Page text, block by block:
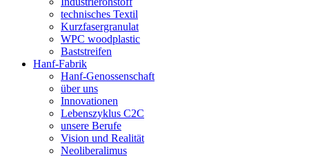
technisches Textil
Kurzfasergranulat
WPC woodplastic
Baststreifen
Hanf-Fabrik
Hanf-Genossenschaft
über uns
Innovationen
Lebenszyklus C2C
unsere Berufe
Vision und Realität
Neoliberalimus